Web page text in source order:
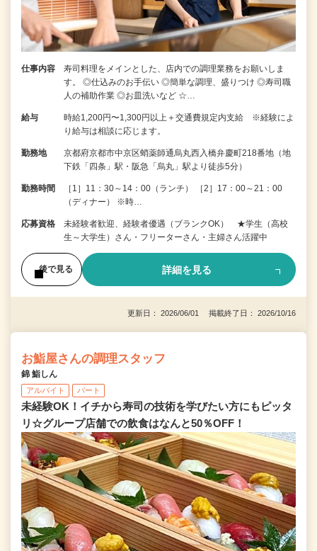
仕事内容
寿司料理をメインとした、店内での調理業務をお願いしま
す。 ◎仕込みのお手伝い ◎簡単な調理、盛りつけ ◎寿司職
人の補助作業 ◎お皿洗いなど ☆…
給与
時給1,200円〜1,300円以上＋交通費規定内支給 ※経験によ
り給与は相談に応じます。
勤務地
京都府京都市中京区蛸薬師通烏丸西入橋弁慶町218番地（地
下鉄「四条」駅・阪急「烏丸」駅より徒歩5分）
勤務時間
［1］11：30～14：00（ランチ） ［2］17：00～21：00
（ディナー） ※時…
応募資格
未経験者歓迎、経験者優遇（ブランクOK） ★学生（高校
生～大学生）さん・フリーターさん・主婦さん活躍中
後で見る 詳細を見る
更新日： 2026/06/01 掲載終了日： 2026/10/16
お鮨屋さんの調理スタッフ
錦 鮨しん
アルバイト パート
未経験OK！イチから寿司の技術を学びたい方にもピッタ
リ☆グループ店舗での飲食はなんと50％OFF！